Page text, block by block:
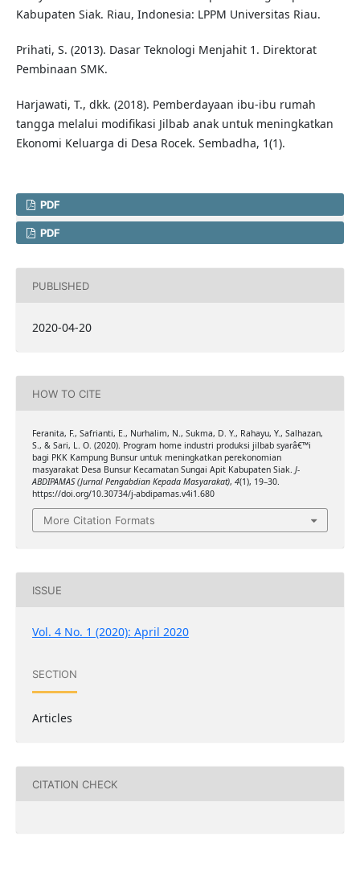
Kabupaten Siak. Riau, Indonesia: LPPM Universitas Riau.
Prihati, S. (2013). Dasar Teknologi Menjahit 1. Direktorat
Pembinaan SMK.
Harjawati, T., dkk. (2018). Pemberdayaan ibu-ibu rumah
tangga melalui modifikasi Jilbab anak untuk meningkatkan
Ekonomi Keluarga di Desa Rocek. Sembadha, 1(1).
PDF
PDF
PUBLISHED
2020-04-20
HOW TO CITE
Feranita, F., Safrianti, E., Nurhalim, N., Sukma, D. Y., Rahayu, Y., Salhazan,
S., & Sari, L. O. (2020). Program home industri produksi jilbab syarâ€™i
bagi PKK Kampung Bunsur untuk meningkatkan perekonomian
masyarakat Desa Bunsur Kecamatan Sungai Apit Kabupaten Siak. J-
ABDIPAMAS (Jurnal Pengabdian Kepada Masyarakat), 4(1), 19–30.
https://doi.org/10.30734/j-abdipamas.v4i1.680
More Citation Formats
ISSUE
Vol. 4 No. 1 (2020): April 2020
SECTION
Articles
CITATION CHECK